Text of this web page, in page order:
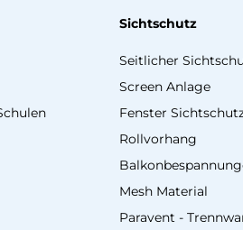
Sichtschutz
Seitlicher
Screen Anlage
Fenster
Rollvorhang
Mesh Material
Paravent -